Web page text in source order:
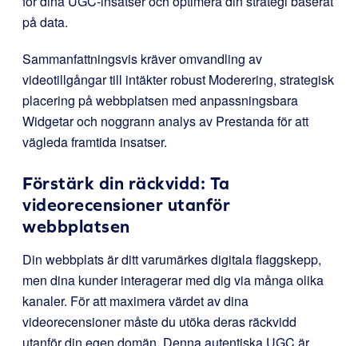
på data.
Sammanfattningsvis kräver omvandling av
videotillgångar till intäkter robust Moderering, strategisk
placering på webbplatsen med anpassningsbara
Widgetar och noggrann analys av Prestanda för att
vägleda framtida insatser.
Förstärk din räckvidd: Ta
videorecensioner utanför
webbplatsen
Din webbplats är ditt varumärkes digitala flaggskepp,
men dina kunder interagerar med dig via många olika
kanaler. För att maximera värdet av dina
videorecensioner måste du utöka deras räckvidd